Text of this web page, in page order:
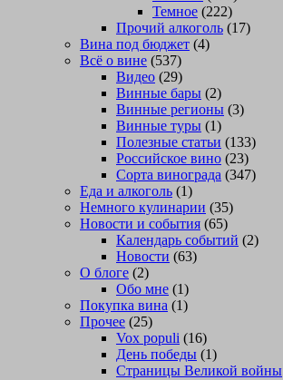
Темное (222)
Прочий алкоголь (17)
Вина под бюджет (4)
Всё о вине (537)
Видео (29)
Винные бары (2)
Винные регионы (3)
Винные туры (1)
Полезные статьи (133)
Российское вино (23)
Сорта винограда (347)
Еда и алкоголь (1)
Немного кулинарии (35)
Новости и события (65)
Календарь событий (2)
Новости (63)
О блоге (2)
Обо мне (1)
Покупка вина (1)
Прочее (25)
Vox populi (16)
День победы (1)
Страницы Великой войны